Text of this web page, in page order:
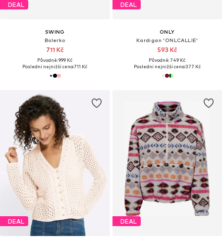
DEAL
SWING
Bolerko
711 Kč
Původně: 999 Kč
Poslední nejnižší cena:711 Kč
DEAL
ONLY
Kardigan 'ONLCALLIE'
593 Kč
Původně: 749 Kč
Poslední nejnižší cena:377 Kč
DEAL DEAL